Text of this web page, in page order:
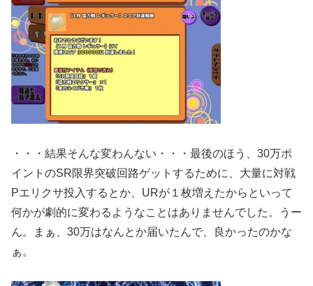
・・・結果そんな変わんない・・・最後のほう、30万ポ
イントのSR限界突破回路ゲットするために、大量に対戦
Pエリクサ投入するとか、URが１枚増えたからといって
何かが劇的に変わるようなことはありませんでした。うー
ん。まぁ、30万はなんとか届いたんで、良かったのかな
ぁ。